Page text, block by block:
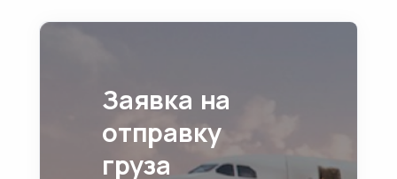
Заявка на
отправку
груза